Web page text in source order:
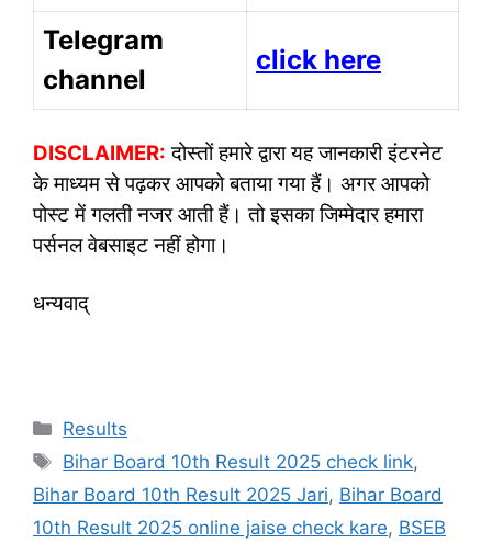
Telegram
channel
click here
DISCLAIMER: दोस्तों हमारे द्वारा यह जानकारी इंटरनेट
के माध्यम से पढ़कर आपको बताया गया हैं। अगर आपको
पोस्ट में गलती नजर आती हैं। तो इसका जिम्मेदार हमारा
पर्सनल वेबसाइट नहीं होगा।
धन्यवाद्
Categories
Results
Tags
Bihar Board 10th Result 2025 check link,
Bihar Board 10th Result 2025 Jari, Bihar Board
10th Result 2025 online jaise check kare, BSEB